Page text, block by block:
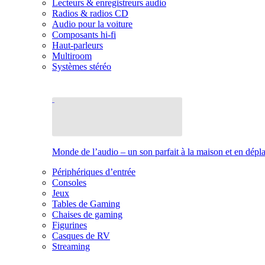
Lecteurs & enregistreurs audio
Radios & radios CD
Audio pour la voiture
Composants hi-fi
Haut-parleurs
Multiroom
Systèmes stéréo
Monde de l’audio – un son parfait à la maison et en
Périphériques d’entrée
Consoles
Jeux
Tables de Gaming
Chaises de gaming
Figurines
Casques de RV
Streaming